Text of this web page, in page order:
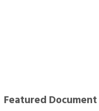
Featured Document